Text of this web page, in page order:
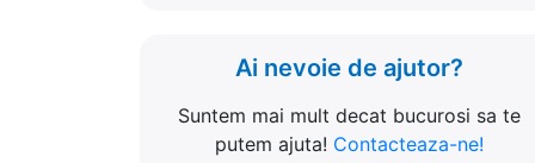
Ai nevoie de ajutor?
Suntem mai mult decat bucurosi sa te
putem ajuta! Contacteaza-ne!